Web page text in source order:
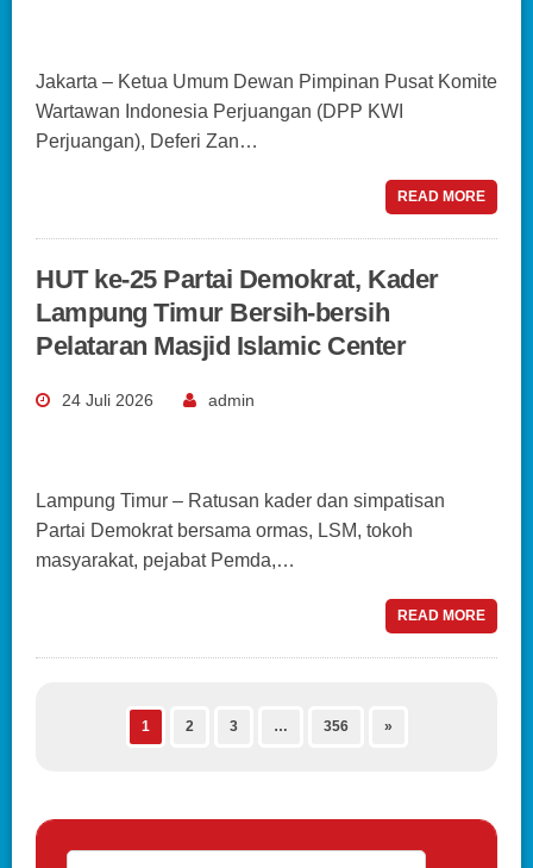
Jakarta – Ketua Umum Dewan Pimpinan Pusat Komite
Wartawan Indonesia Perjuangan (DPP KWI
Perjuangan), Deferi Zan…
READ MORE
HUT ke-25 Partai Demokrat, Kader
Lampung Timur Bersih-bersih
Pelataran Masjid Islamic Center
24 Juli 2026 admin
Lampung Timur – Ratusan kader dan simpatisan
Partai Demokrat bersama ormas, LSM, tokoh
masyarakat, pejabat Pemda,…
READ MORE
1 2 3 … 356 »